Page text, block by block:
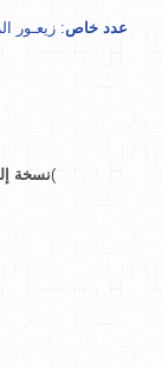
عدد خاص: زيعـور
نسخة)يتم إرسال رابط التحميل مباشرة بعد الشراء(